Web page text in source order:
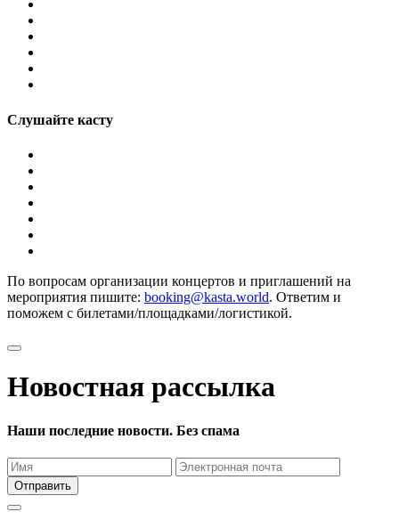
Слушайте касту
По вопросам организации концертов и приглашений на
мероприятия пишите: booking@kasta.world. Ответим и
поможем с билетами/площадками/логистикой.
Новостная рассылка
Наши последние новости. Без спама
Отправить